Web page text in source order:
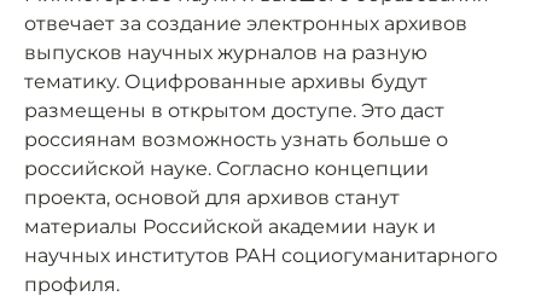
отвечает за создание электронных архивов
выпусков научных журналов на разную
тематику. Оцифрованные архивы будут
размещены в открытом доступе. Это даст
россиянам возможность узнать больше о
российской науке. Согласно концепции
проекта, основой для архивов станут
материалы Российской академии наук и
научных институтов РАН социогуманитарного
профиля.